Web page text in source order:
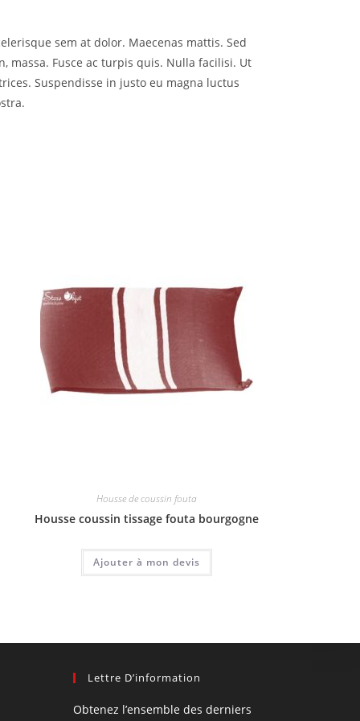
sem at dolor. Maecenas mattis. Sed
massa. Fusce ac turpis quis. Nulla facilisi. Ut
Suspendisse in justo eu magna luctus
Housse de coussin fouta
Housse coussin tissage fouta bourgogne
Ajouter à mon devis
Lettre D’information
Obtenez l’ensemble des derniers